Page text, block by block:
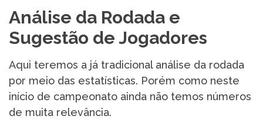
Análise da Rodada e
Sugestão de Jogadores
Aqui teremos a já tradicional análise da rodada
por meio das estatísticas. Porém como neste
início de campeonato ainda não temos números
de muita relevância.